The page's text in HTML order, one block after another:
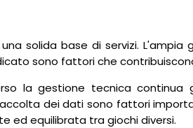
solida base di servizi. L'ampia
sono fattori che
la gestione tecnica continua
dei dati sono fattori
ed equilibrata tra giochi diversi.